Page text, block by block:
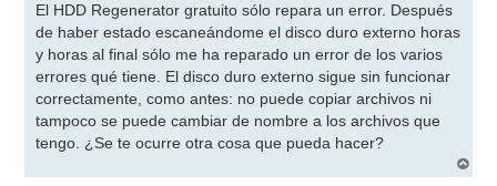
a
j
e
El HDD Regenerator gratuito sólo repara un error. Después
de haber estado escaneándome el disco duro externo horas
y horas al final sólo me ha reparado un error de los varios
errores qué tiene. El disco duro externo sigue sin funcionar
correctamente, como antes: no puede copiar archivos ni
tampoco se puede cambiar de nombre a los archivos que
tengo. ¿Se te ocurre otra cosa que pueda hacer?
r